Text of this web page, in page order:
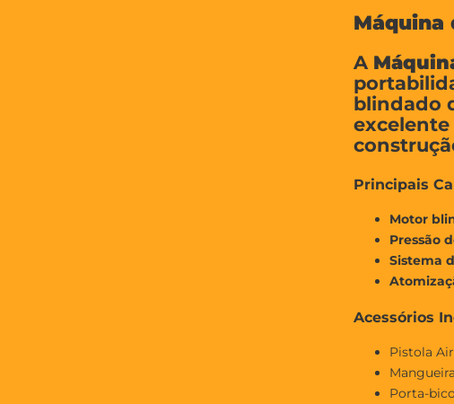
Máquina
A
blindado
excelente
Principais
Motor
Pressão
Sistema
Acessórios
Pistola
Porta-